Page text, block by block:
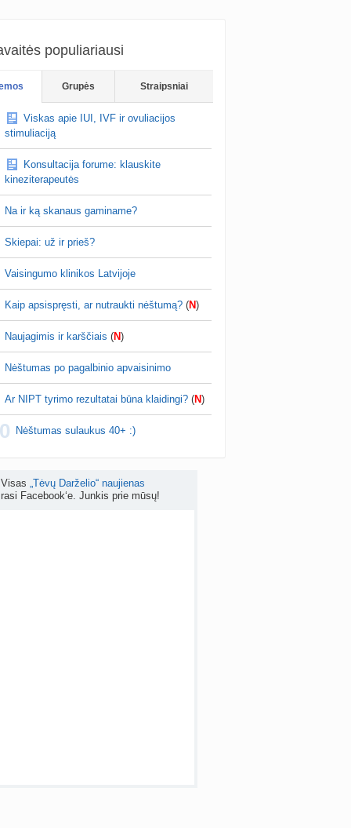
Svaja1234 prieš 3 d.
TD asistentė prieš 3 d.
klausimai apie cezario pjūvį (+2)
Veronika99 prieš 4 d.
brendimas (3)
prieš 4 d.
testuotojos! (bendra tema)
Karlitele prieš 4 d.
drabuziai (2)
ribos (11)
danguolyte prieš 4 d.
ar nutraukti nėštumą? (+22)
Liudeselis prieš 5 d.
Dyson Airwrap plaukų formavimo prietaisas (atsiliepimai)
populiariausi
Grupės Straipsniai
Viskas apie IUI, IVF ir ovuliacijos
stimuliaciją
Konsultacija forume: klauskite
kineziterapeutės
Na ir ką skanaus gaminame?
Skiepai: už ir prieš?
Vaisingumo klinikos Latvijoje
Kaip apsispręsti, ar nutraukti nėštumą? (N)
Naujagimis ir karščiais (N)
Nėštumas po pagalbinio apvaisinimo
Ar NIPT tyrimo rezultatai būna klaidingi? (N)
Nėštumas sulaukus 40+ :)
Visas „Tėvų Darželio“ naujienas
rasi Facebook‘e. Junkis prie mūsų!